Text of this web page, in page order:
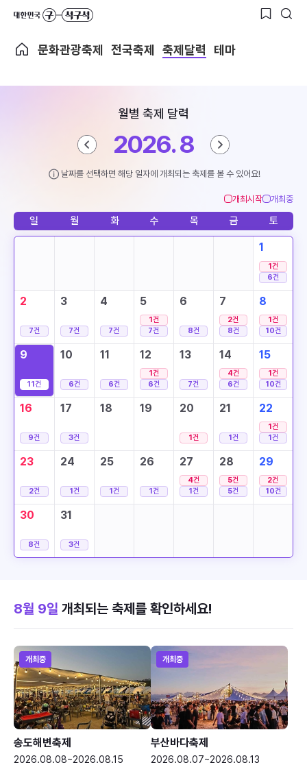
문화관광축제 전국축제 축제달력 테마
월별 축제 달력
2026. 8
날짜를 선택하면 해당 일자에 개최되는 축제를 볼 수 있어요!
개최시작 개최중
일 월 화 수 목 금 토
1
1건
6건
2
7건
3
7건
4
7건
5
1건
7건
6
8건
7
2건
8건
8
1건
10건
9
11건
10
6건
11
6건
12
1건
6건
13
7건
14
4건
6건
15
1건
10건
16
9건
17
3건
18 19 20
1건
21
1건
22
1건
1건
23
2건
24
1건
25
1건
26
1건
27
4건
1건
28
5건
5건
29
2건
10건
30
8건
31
3건
8월 9일 개최되는 축제를 확인하세요!
개최중
송도해변축제
2026.08.08~2026.08.15
개최중
부산바다축제
2026.08.07~2026.08.13